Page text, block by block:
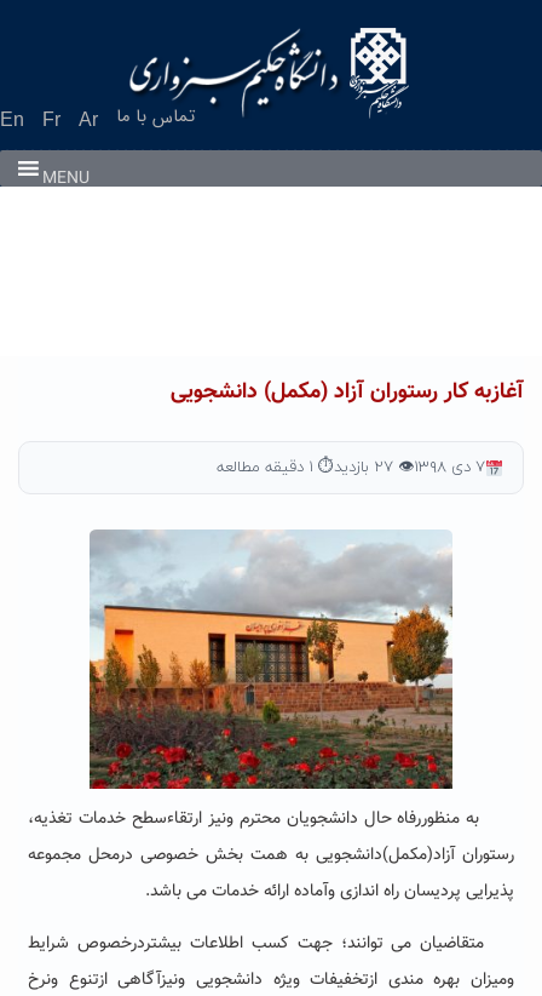
En Fr Ar تماس با ما
MENU
آغازبه کار رستوران آزاد (مکمل) دانشجویی
۷ دی ۱۳۹۸ 👁 ۲۷ بازدید ⏱ ۱ دقیقه مطالعه
به منظوررفاه حال دانشجویان محترم ونیز ارتقاءسطح خدمات تغذیه،
رستوران آزاد(مکمل)دانشجویی به همت بخش خصوصی درمحل مجموعه
پذیرایی پردیسان راه اندازی وآماده ارائه خدمات می باشد.
متقاضیان می توانند؛ جهت کسب اطلاعات بیشتردرخصوص شرایط
ومیزان بهره مندی ازتخفیفات ویژه دانشجویی ونیزآگاهی ازتنوع ونرخ